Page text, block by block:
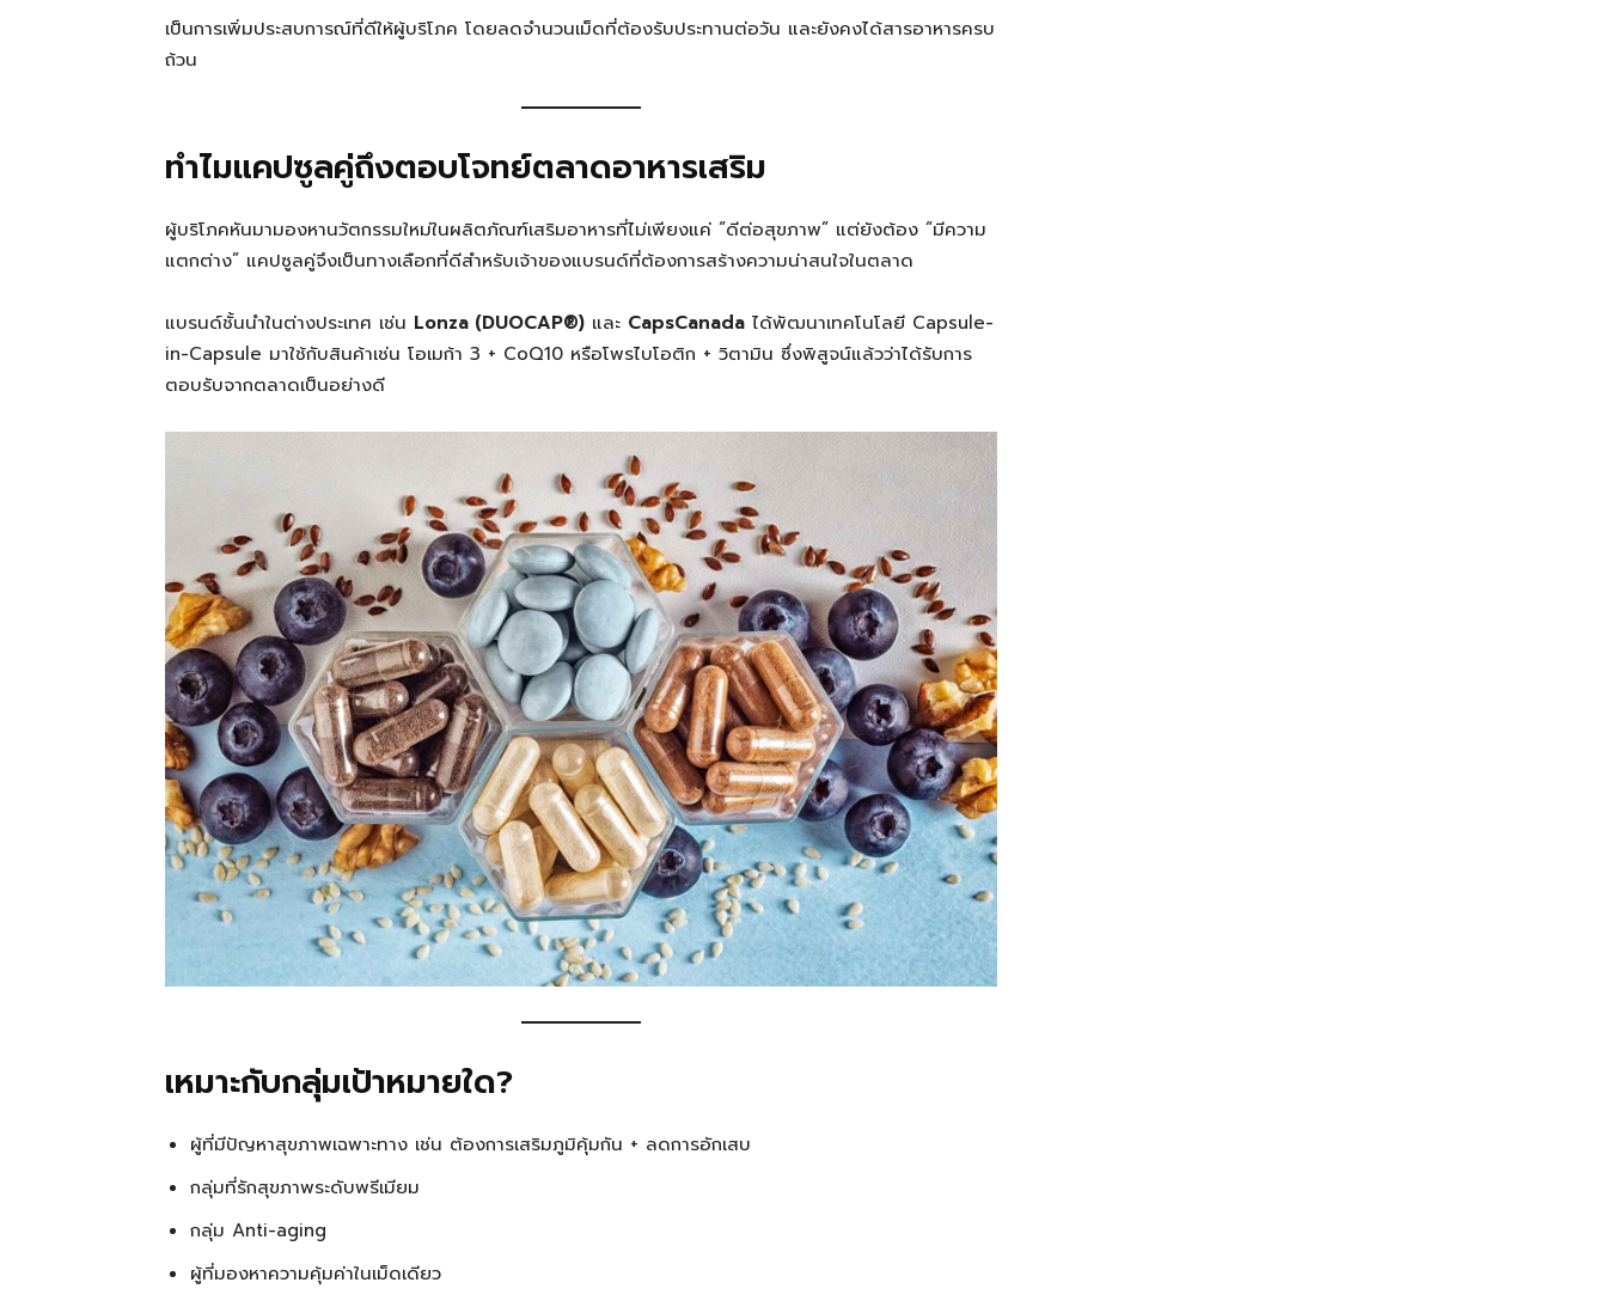
เป็นการเพิ่มประสบการณ์ที่ดีให้ผู้บริโภค โดยลดจำนวนเม็ดที่ต้องรับประทานต่อวัน และยังคงได้สารอาหารครบ
ถ้วน
ทำไมแคปซูลคู่ถึงตอบโจทย์ตลาดอาหารเสริม
ผู้บริโภคหันมามองหานวัตกรรมใหม่ในผลิตภัณฑ์เสริมอาหารที่ไม่เพียงแค่ “ดีต่อสุขภาพ” แต่ยังต้อง “มีความ
แตกต่าง” แคปซูลคู่จึงเป็นทางเลือกที่ดีสำหรับเจ้าของแบรนด์ที่ต้องการสร้างความน่าสนใจในตลาด
แบรนด์ชั้นนำในต่างประเทศ เช่น Lonza (DUOCAP®) และ CapsCanada ได้พัฒนาเทคโนโลยี Capsule-
in-Capsule มาใช้กับสินค้าเช่น โอเมก้า 3 + CoQ10 หรือโพรไบโอติก + วิตามิน ซึ่งพิสูจน์แล้วว่าได้รับการ
ตอบรับจากตลาดเป็นอย่างดี
เหมาะกับกลุ่มเป้าหมายใด?
ผู้ที่มีปัญหาสุขภาพเฉพาะทาง เช่น ต้องการเสริมภูมิคุ้มกัน + ลดการอักเสบ
กลุ่มที่รักสุขภาพระดับพรีเมียม
กลุ่ม Anti-aging
ผู้ที่มองหาความคุ้มค่าในเม็ดเดียว